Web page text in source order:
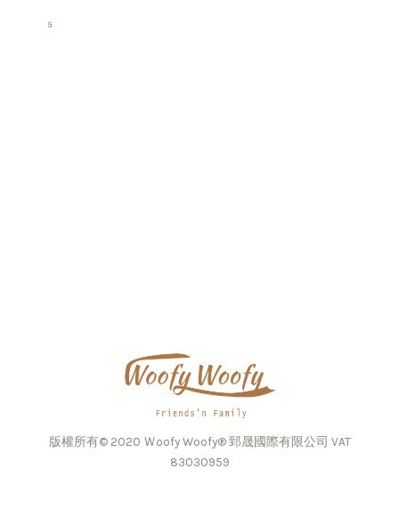
版權所有© 2020 Ｗoofy Woofy® 郅晟國際有限公司 VAT
83030959